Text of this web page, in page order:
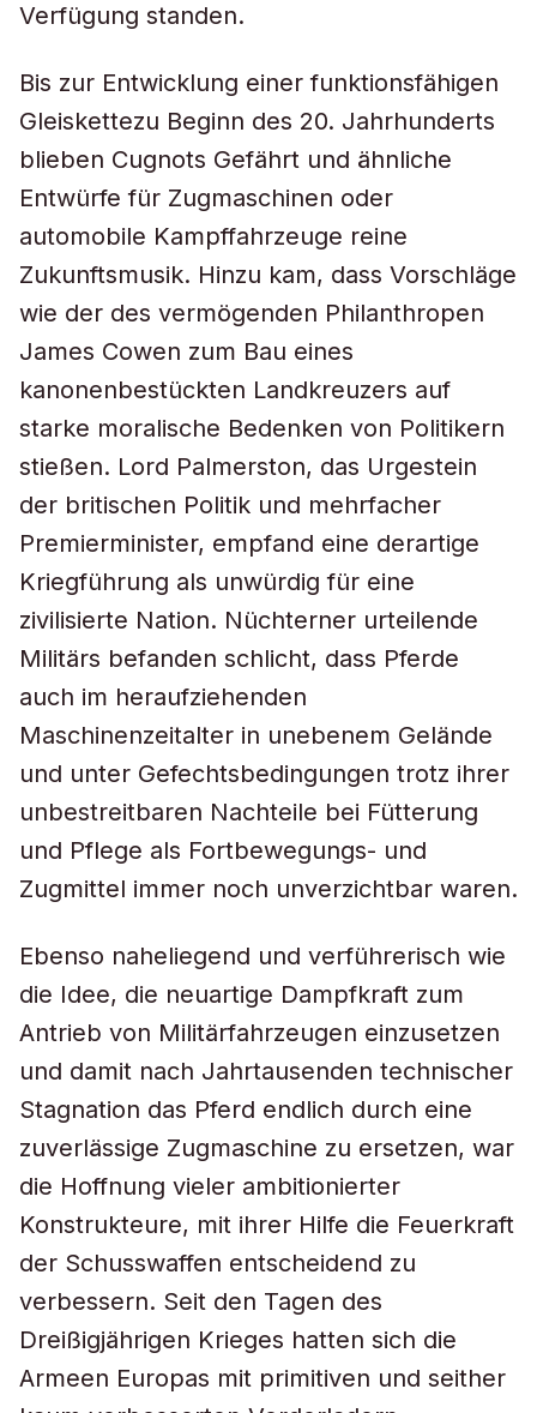
Verfügung standen.
Bis zur Entwicklung einer funktionsfähigen
Gleiskettezu Beginn des 20. Jahrhunderts
blieben Cugnots Gefährt und ähnliche
Entwürfe für Zugmaschinen oder
automobile Kampffahrzeuge reine
Zukunftsmusik. Hinzu kam, dass Vorschläge
wie der des vermögenden Philanthropen
James Cowen zum Bau eines
kanonenbestückten Landkreuzers auf
starke moralische Bedenken von Politikern
stießen. Lord Palmerston, das Urgestein
der britischen Politik und mehrfacher
Premierminister, empfand eine derartige
Kriegführung als unwürdig für eine
zivilisierte Nation. Nüchterner urteilende
Militärs befanden schlicht, dass Pferde
auch im heraufziehenden
Maschinenzeitalter in unebenem Gelände
und unter Gefechtsbedingungen trotz ihrer
unbestreitbaren Nachteile bei Fütterung
und Pflege als Fortbewegungs- und
Zugmittel immer noch unverzichtbar waren.
Ebenso naheliegend und verführerisch wie
die Idee, die neuartige Dampfkraft zum
Antrieb von Militärfahrzeugen einzusetzen
und damit nach Jahrtausenden technischer
Stagnation das Pferd endlich durch eine
zuverlässige Zugmaschine zu ersetzen, war
die Hoffnung vieler ambitionierter
Konstrukteure, mit ihrer Hilfe die Feuerkraft
der Schusswaffen entscheidend zu
verbessern. Seit den Tagen des
Dreißigjährigen Krieges hatten sich die
Armeen Europas mit primitiven und seither